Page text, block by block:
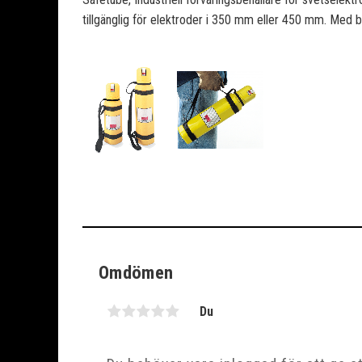
tillgänglig för elektroder i 350 mm eller 450 mm. Med
Omdömen
Du